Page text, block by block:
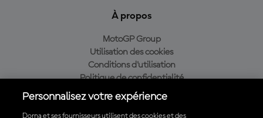
À propos
MotoGP Group
Utilisation des cookies
Conditions d'utilisation
Politique de confidentialité
Politique d’achat
Personnalisez votre expérience
Dorna et ses fournisseurs utilisent des cookies et des